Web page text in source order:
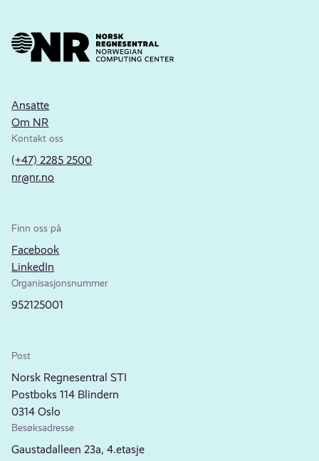
Ansatte
Om NR
Kontakt oss
(+47) 2285 2500
nr@nr.no
Finn oss på
Facebook
LinkedIn
Organisasjonsnummer
952125001
Post
Norsk Regnesentral STI
Postboks 114 Blindern
0314 Oslo
Besøksadresse
Gaustadalleen 23a, 4.etasje